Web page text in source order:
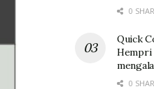
0
Quick
Hempri
0